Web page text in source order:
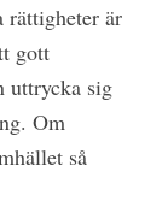
rättigheter är
gott
uttrycka sig
Om
så